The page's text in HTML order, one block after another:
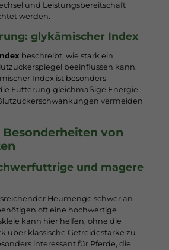
und Leistungsbereitschaft
werden.
glykämischer Index
beschreibt, wie stark ein
beeinflussen kann.
Index ist besonders
Fütterung gleichmäßige Energie
vermeiden
von
und magere
Heumenge schwer an
oft eine hochwertige
kann hier helfen, ohne die
über klassische Getreidestärke zu
interessant für Pferde, die